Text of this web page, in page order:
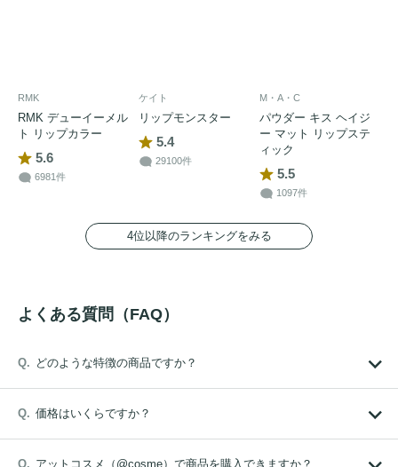
RMK
RMK デューイーメル
ト リップカラー
5.6
6981件
ケイト
リップモンスター
5.4
29100件
M・A・C
パウダー キス ヘイジ
ー マット リップステ
ィック
5.5
1097件
4位以降のランキングをみる
よくある質問（FAQ）
どのような特徴の商品ですか？
価格はいくらですか？
アットコスメ（@cosme）で商品を購入できますか？